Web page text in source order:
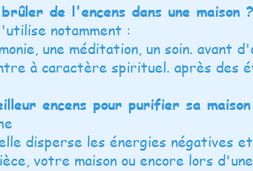
de l'encens dans une maison ?
notamment :
une méditation, un soin. avant
à caractère spirituel. après des
encens pour purifier sa
disperse les énergies négatives
votre maison ou encore lors